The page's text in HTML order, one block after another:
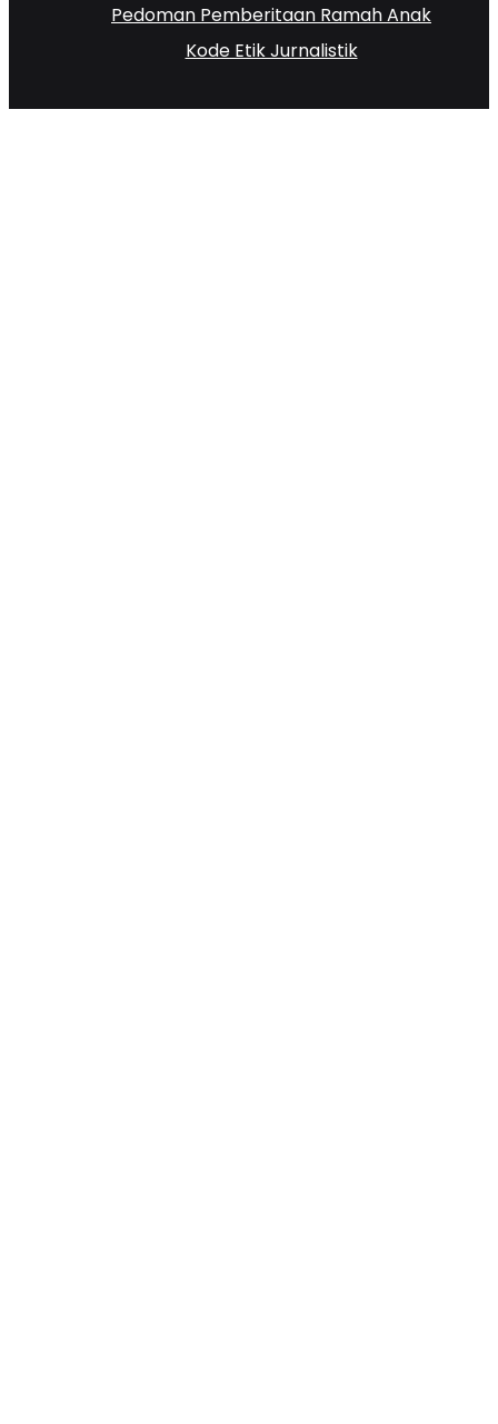
Pedoman Pemberitaan Ramah Anak
Kode Etik Jurnalistik